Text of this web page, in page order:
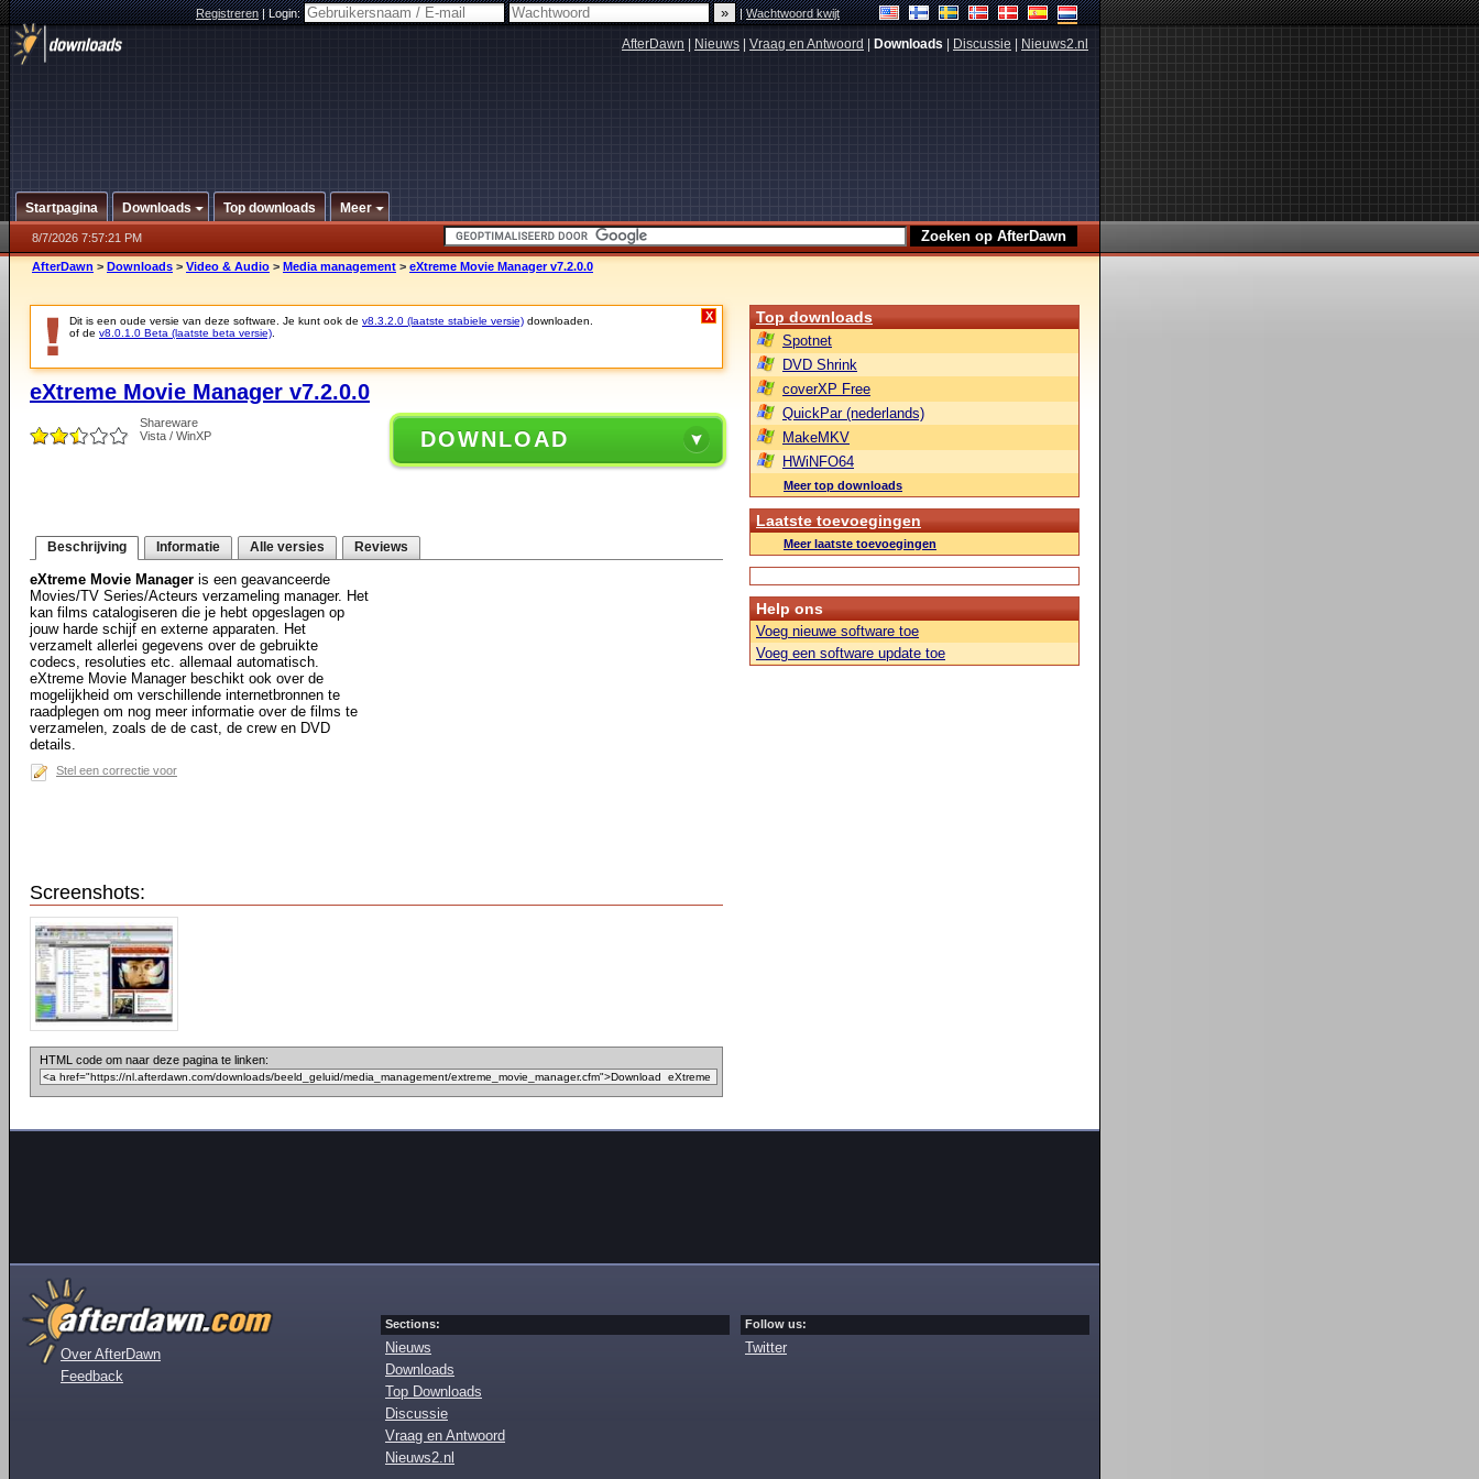
Registreren|Login: |Wachtwoord kwijt
AfterDawn Nieuws Vraag en Antwoord Downloads Discussie Nieuws2.nl
Startpagina Downloads Top downloads Meer
8/7/2026 7:57:21 PM
AfterDawn > Downloads > Video & Audio > Media management > eXtreme Movie Manager v7.2.0.0
Dit is een oude versie van deze software. Je kunt ook de v8.3.2.0 (laatste stabiele versie) downloaden.
of de v8.0.1.0 Beta (laatste beta versie)
X
eXtreme Movie Manager v7.2.0.0
Shareware
Vista / WinXP
DOWNLOAD
Beschrijving Informatie Alle versies Reviews
eXtreme Movie Manager is een geavanceerde
Movies/TV Series/Acteurs verzameling manager. Het
kan films catalogiseren die je hebt opgeslagen op
jouw harde schijf en externe apparaten. Het
verzamelt allerlei gegevens over de gebruikte
codecs, resoluties etc. allemaal automatisch.
eXtreme Movie Manager beschikt ook over de
mogelijkheid om verschillende internetbronnen te
raadplegen om nog meer informatie over de films te
verzamelen, zoals de de cast, de crew en DVD
details.
Stel een correctie voor
Screenshots:
HTML code om naar deze pagina te linken:
Top downloads
Spotnet
DVD Shrink
coverXP Free
QuickPar (nederlands)
MakeMKV
HWiNFO64
Meer top downloads
Laatste toevoegingen
Meer laatste toevoegingen
Help ons
Voeg nieuwe software toe
Voeg een software update toe
Over AfterDawn
Feedback
Sections:
Nieuws
Downloads
Top Downloads
Discussie
Vraag en Antwoord
Nieuws2.nl
Follow us:
Twitter